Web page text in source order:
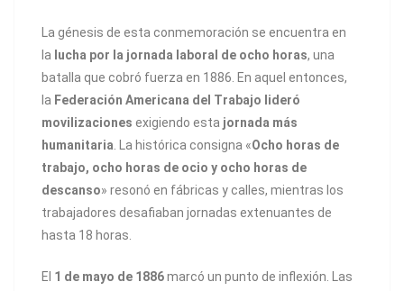
La génesis de esta conmemoración se encuentra en
la lucha por la jornada laboral de ocho horas, una
batalla que cobró fuerza en 1886. En aquel entonces,
la Federación Americana del Trabajo lideró
movilizaciones exigiendo esta jornada más
humanitaria. La histórica consigna «Ocho horas de
trabajo, ocho horas de ocio y ocho horas de
descanso» resonó en fábricas y calles, mientras los
trabajadores desafiaban jornadas extenuantes de
hasta 18 horas.
El 1 de mayo de 1886marcó un punto de inflexión. Las